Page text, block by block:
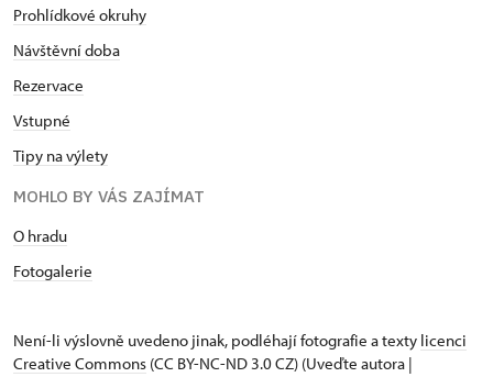
Prohlídkové okruhy
Návštěvní doba
Rezervace
Vstupné
Tipy na výlety
MOHLO BY VÁS ZAJÍMAT
O hradu
Fotogalerie
Není-li výslovně uvedeno jinak, podléhají fotografie a texty licenci
Creative Commons (CC BY-NC-ND 3.0 CZ) (Uveďte autora |